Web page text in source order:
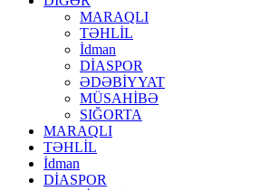
MARAQLI
TƏHLİL
İdman
DİASPOR
ƏDƏBİYYAT
MÜSAHİBƏ
SIĞORTA
MARAQLI
TƏHLİL
İdman
DİASPOR